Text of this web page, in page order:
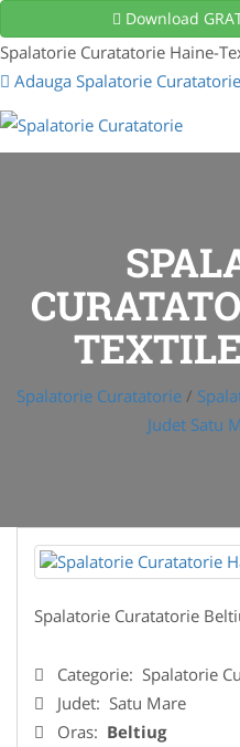
Download
Spalatorie Curatatorie Haine-
Adauga Spalatorie Curatatorie
Spalatorie Curatatorie /
Judet Satu
Spalatorie Curatatorie
Categorie: Spalatorie
Judet: Satu Mare
Oras: Beltiug